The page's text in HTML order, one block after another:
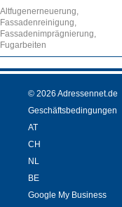
Altfugenerneuerung,
Fassadenreinigung,
Fassadenimprägnierung,
Fugarbeiten
© 2026 Adressennet.de
Geschäftsbedingungen
AT
CH
NL
BE
Google My Business